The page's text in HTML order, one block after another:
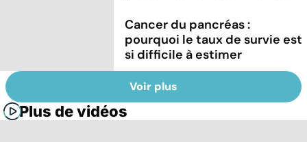
Cancer du pancréas :
pourquoi le taux de survie est
si difficile à estimer
Voir plus
Plus de vidéos